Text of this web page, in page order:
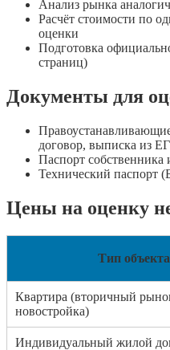
Анализ рынка
Расчёт стоимости по
оценки
Подготовка
страниц)
Документы для
договор, выписка из
Паспорт собственника
Технический паспорт
Цены на оценку
Тип объекта
Квартира (вторичный
новостройка)
Индивидуальный жилой